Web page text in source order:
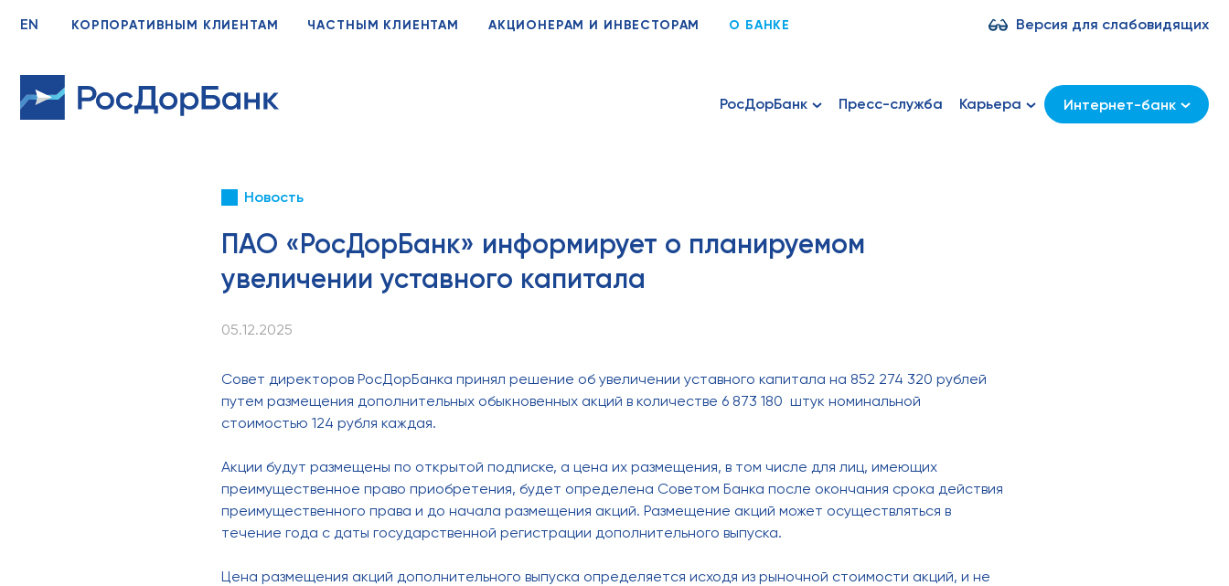
EN КОРПОРАТИВНЫМ КЛИЕНТАМ ЧАСТНЫМ КЛИЕНТАМ АКЦИОНЕРАМ И ИНВЕСТОРАМ О БАНКЕ Версия для слабовидящих
РосДорБанк Пресс-служба Карьера Интернет-банк
Новость
ПАО «РосДорБанк» информирует о планируемом
увеличении уставного капитала
05.12.2025
Совет директоров РосДорБанка принял решение об увеличении уставного капитала на 852 274 320 рублей
путем размещения дополнительных обыкновенных акций в количестве 6 873 180 штук номинальной
стоимостью 124 рубля каждая.
Акции будут размещены по открытой подписке, а цена их размещения, в том числе для лиц, имеющих
преимущественное право приобретения, будет определена Советом Банка после окончания срока действия
преимущественного права и до начала размещения акций. Размещение акций может осуществляться в
течение года с даты государственной регистрации дополнительного выпуска.
Цена размещения акций дополнительного выпуска определяется исходя из рыночной стоимости акций, и не